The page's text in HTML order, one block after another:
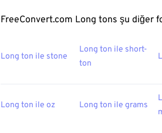
FreeConvert.com Long tons şu diğer
Long ton ile stone
Long ton ile short-
ton
Long ton ile oz Long ton ile grams